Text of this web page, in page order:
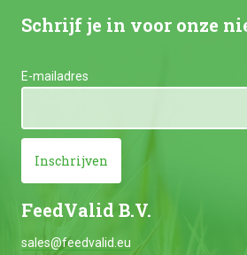
Schrijf je in voor onze
E-mailadres
Inschrijven
FeedValid B.V.
sales@feedvalid.eu